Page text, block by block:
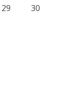
29
30